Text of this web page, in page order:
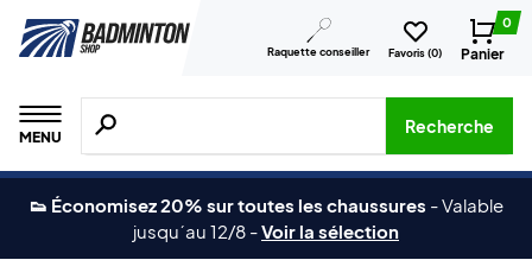
Raquette conseiller Favoris (0)
0
Panier
MENU
Recherche de produits, de marques, etc.
Recherche
👟 Économisez 20% sur toutes les chaussures -Valable
jusqu´au 12/8 -Voir la sélection